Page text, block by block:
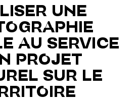
UNE
AU SERVICE
PROJET
SUR LE